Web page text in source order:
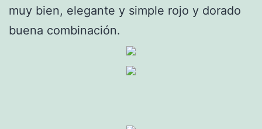
muy bien, elegante y simple rojo y dorado
buena combinación.